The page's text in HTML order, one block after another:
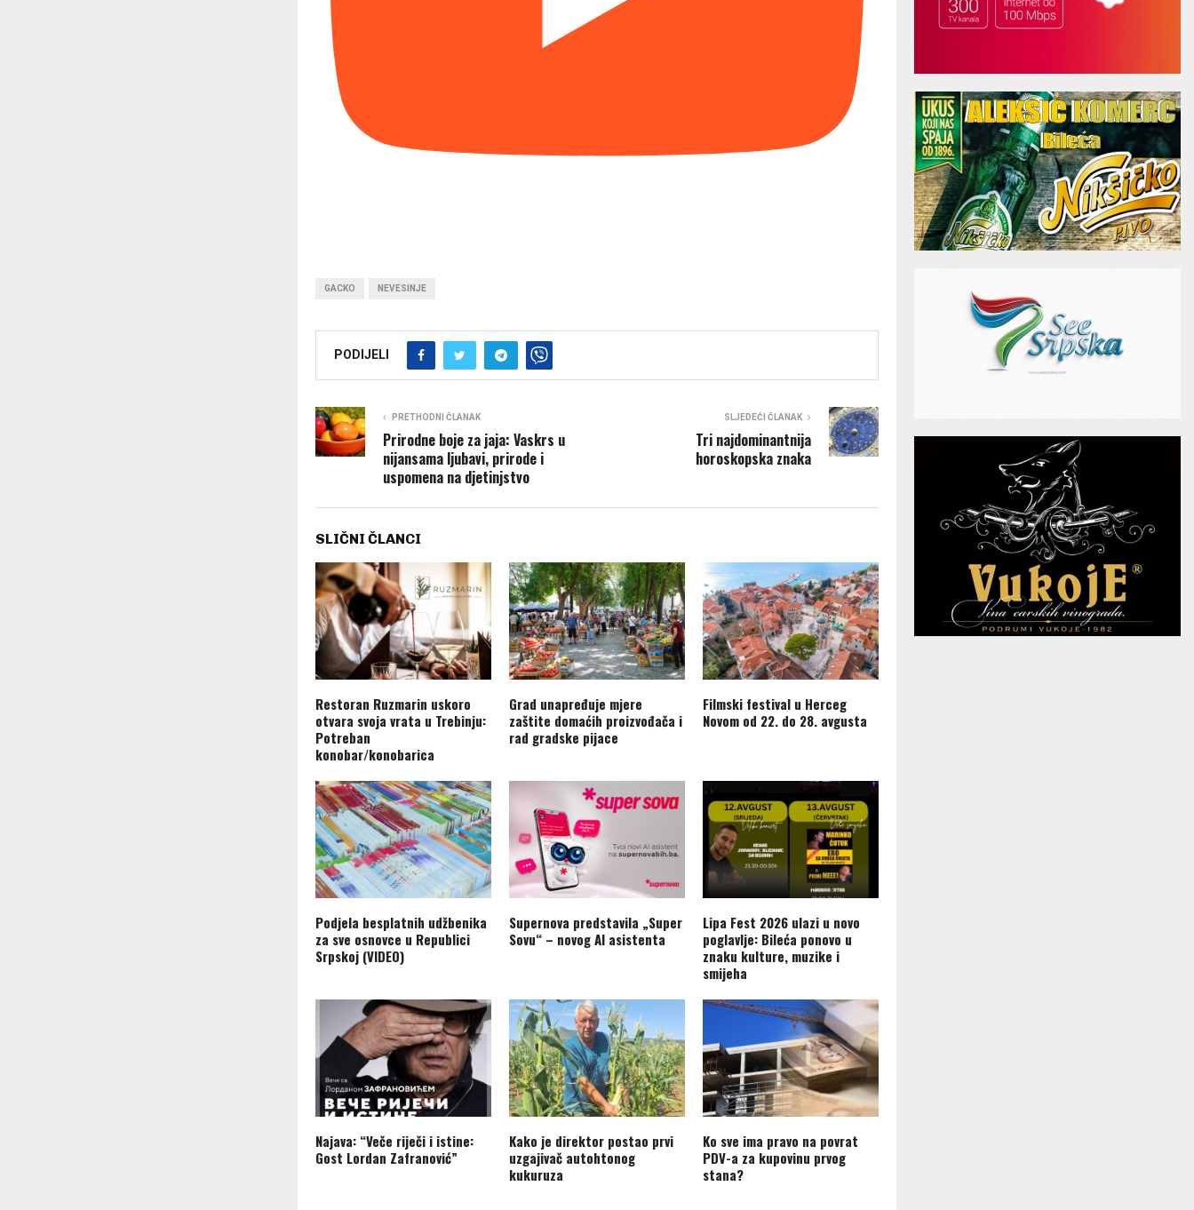
GACKO NEVESINJE
PODIJELI
PRETHODNI ČLANAK
Prirodne boje za jaja: Vaskrs u
nijansama ljubavi, prirode i
uspomena na djetinjstvo
SLJEDEĆI ČLANAK
Tri najdominantnija
horoskopska znaka
SLIČNI ČLANCI
Restoran Ruzmarin uskoro
otvara svoja vrata u Trebinju:
Potreban
konobar/konobarica
Grad unapređuje mjere
zaštite domaćih proizvođača i
rad gradske pijace
Filmski festival u Herceg
Novom od 22. do 28. avgusta
Podjela besplatnih udžbenika
za sve osnovce u Republici
Srpskoj (VIDEO)
Supernova predstavila „Super
Sovu“ – novog AI asistenta
Lipa Fest 2026 ulazi u novo
poglavlje: Bileća ponovo u
znaku kulture, muzike i
smijeha
Najava: “Veče riječi i istine:
Gost Lordan Zafranović”
Kako je direktor postao prvi
uzgajivač autohtonog
kukuruza
Ko sve ima pravo na povrat
PDV-a za kupovinu prvog
stana?